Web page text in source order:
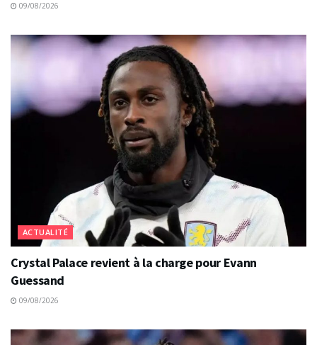
09/08/2026
ACTUALITÉ
Crystal Palace revient à la charge pour Evann
Guessand
09/08/2026